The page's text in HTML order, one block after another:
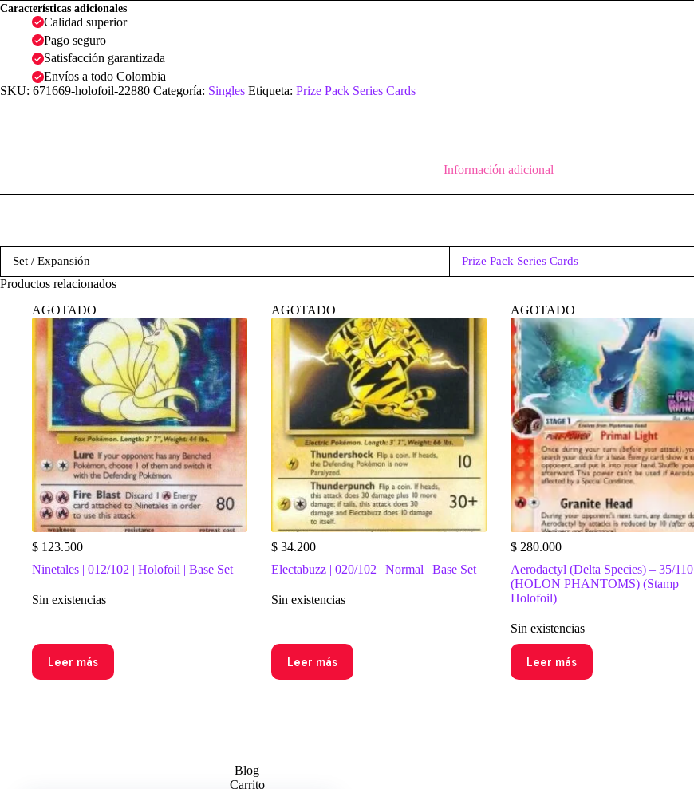
Características adicionales
Calidad superior
Pago seguro
Satisfacción garantizada
Envíos a todo Colombia
SKU: 671669-holofoil-22880 Categoría: Singles Etiqueta: Prize Pack Series Cards
Información adicional
Set / Expansión Prize Pack Series Cards
Productos relacionados
AGOTADO
$ 123.500
Ninetales | 012/102 | Holofoil | Base Set
Sin existencias
Leer más
AGOTADO
$34.200
Electabuzz | 020/102 | Normal | Base Set
Sin existencias
Leer más
AGOTADO
$280.000
Aerodactyl (Delta Species) – 35/110
(HOLON PHANTOMS) (Stamp
Holofoil)
Sin existencias
Leer más
Blog
Carrito